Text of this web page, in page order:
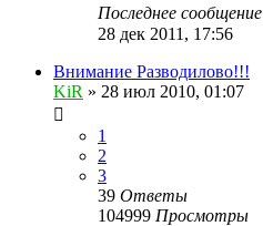
Последнее сообщение
28 дек 2011, 17:56
Внимание Разводилово!!!
KiR » 28 июл 2010, 01:07
1
2
3
39 Ответы
104999 Просмотры